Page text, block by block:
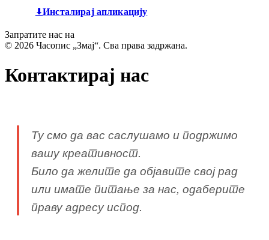
Инсталирај апликацију
Запратите нас на
© 2026 Часопис „Змај“. Сва права задржана.
Контактирај нас
Ту смо да вас саслушамо и подржимо
вашу креативност.
Било да желите да објавите свој рад
или имате питање за нас, одаберите
праву адресу испод.